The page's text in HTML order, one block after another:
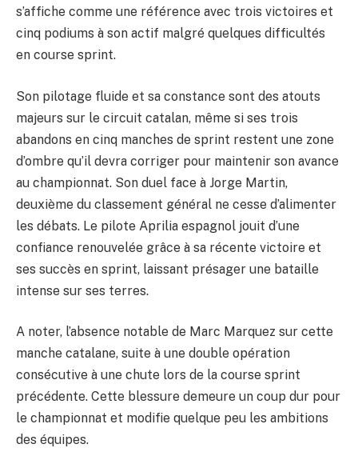
s’affiche comme une référence avec trois victoires et
cinq podiums à son actif malgré quelques difficultés
en course sprint.
Son pilotage fluide et sa constance sont des atouts
majeurs sur le circuit catalan, même si ses trois
abandons en cinq manches de sprint restent une zone
d’ombre qu’il devra corriger pour maintenir son avance
au championnat. Son duel face à Jorge Martin,
deuxième du classement général ne cesse d’alimenter
les débats. Le pilote Aprilia espagnol jouit d’une
confiance renouvelée grâce à sa récente victoire et
ses succès en sprint, laissant présager une bataille
intense sur ses terres.
A noter, l’absence notable de Marc Marquez sur cette
manche catalane, suite à une double opération
consécutive à une chute lors de la course sprint
précédente. Cette blessure demeure un coup dur pour
le championnat et modifie quelque peu les ambitions
des équipes.